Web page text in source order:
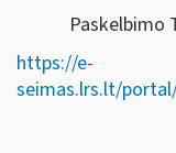
Paskelbimo
https://e-
seimas.lrs.lt/